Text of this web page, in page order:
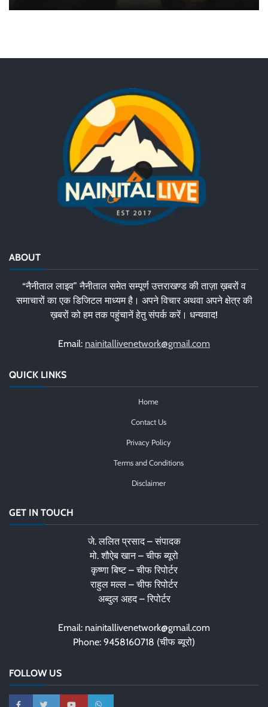
ABOUT
“नैनीताल लाइव” नैनीताल समेत सम्पूर्ण उत्तराखण्ड की ताज़ा ख़बरों व
समाचारों का एक डिजिटल माध्यम है। अपने विचार अथवा अपने क्षेत्र की
ख़बरों को हम तक पहुंचानें हेतु संपर्क करें। धन्यवाद!
Email: nainitallivenetwork@gmail.com
QUICK LINKS
Home
Contact Us
Privacy Policy
Terms and Conditions
Disclaimer
GET IN TOUCH
जे. ललित प्रसाद – संपादक
मो. शौऐब खान – चीफ ब्यूरो
कृष्णा बिष्ट – चीफ रिपोर्टर
राहुल मल्ल – चीफ रिपोर्टर
अब्दुल अहद – रिपोर्टर
Email: nainitallivenetwork@gmail.com
Phone: 9458160718 (चीफ ब्यूरो)
FOLLOW US